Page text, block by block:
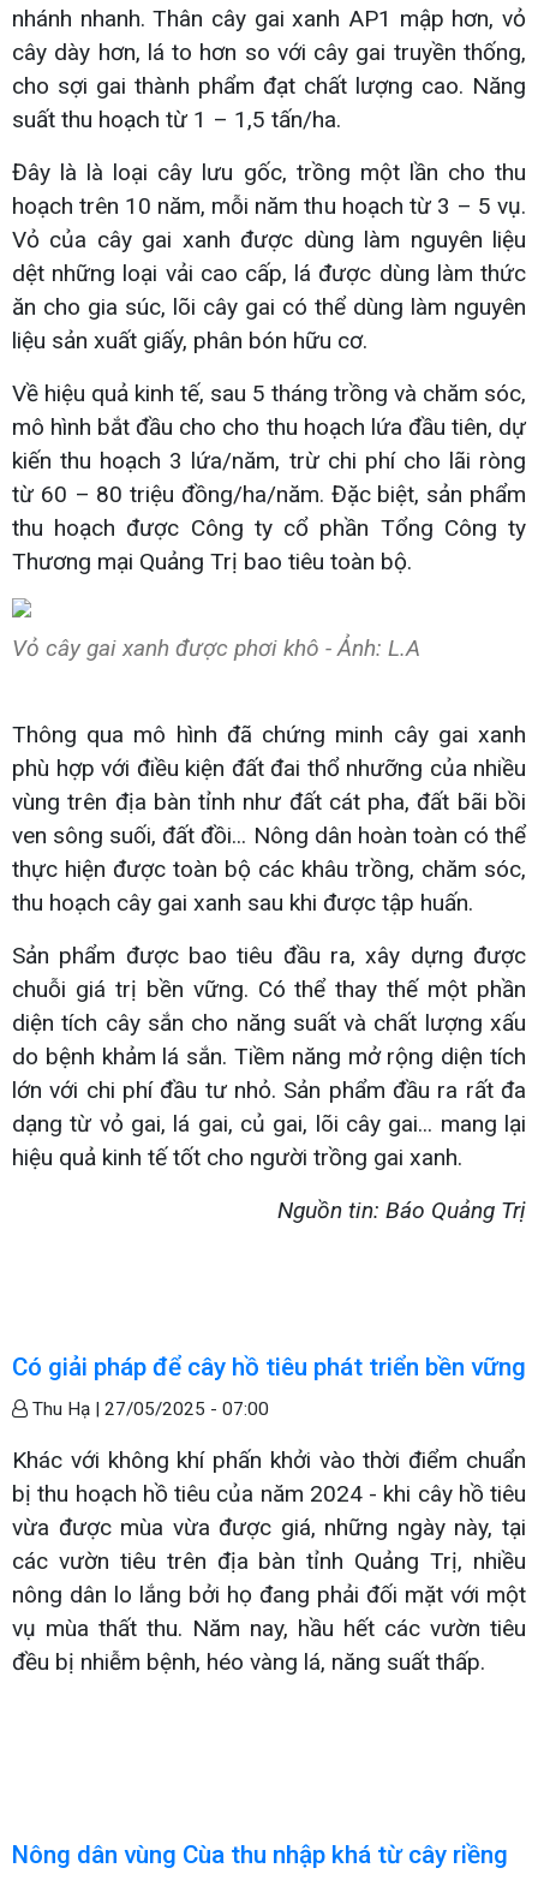
nhánh nhanh. Thân cây gai xanh AP1 mập hơn, vỏ
cây dày hơn, lá to hơn so với cây gai truyền thống,
cho sợi gai thành phẩm đạt chất lượng cao. Năng
suất thu hoạch từ 1 – 1,5 tấn/ha.
Đây là là loại cây lưu gốc, trồng một lần cho thu
hoạch trên 10 năm, mỗi năm thu hoạch từ 3 – 5 vụ.
Vỏ của cây gai xanh được dùng làm nguyên liệu
dệt những loại vải cao cấp, lá được dùng làm thức
ăn cho gia súc, lõi cây gai có thể dùng làm nguyên
liệu sản xuất giấy, phân bón hữu cơ.
Về hiệu quả kinh tế, sau 5 tháng trồng và chăm sóc,
mô hình bắt đầu cho cho thu hoạch lứa đầu tiên, dự
kiến thu hoạch 3 lứa/năm, trừ chi phí cho lãi ròng
từ 60 – 80 triệu đồng/ha/năm. Đặc biệt, sản phẩm
thu hoạch được Công ty cổ phần Tổng Công ty
Thương mại Quảng Trị bao tiêu toàn bộ.
Vỏ cây gai xanh được phơi khô - Ảnh: L.A
Thông qua mô hình đã chứng minh cây gai xanh
phù hợp với điều kiện đất đai thổ nhưỡng của nhiều
vùng trên địa bàn tỉnh như đất cát pha, đất bãi bồi
ven sông suối, đất đồi... Nông dân hoàn toàn có thể
thực hiện được toàn bộ các khâu trồng, chăm sóc,
thu hoạch cây gai xanh sau khi được tập huấn.
Sản phẩm được bao tiêu đầu ra, xây dựng được
chuỗi giá trị bền vững. Có thể thay thế một phần
diện tích cây sắn cho năng suất và chất lượng xấu
do bệnh khảm lá sắn. Tiềm năng mở rộng diện tích
lớn với chi phí đầu tư nhỏ. Sản phẩm đầu ra rất đa
dạng từ vỏ gai, lá gai, củ gai, lõi cây gai... mang lại
hiệu quả kinh tế tốt cho người trồng gai xanh.
Nguồn tin: Báo Quảng Trị
Có giải pháp để cây hồ tiêu phát triển bền vững
Thu Hạ | 27/05/2025 - 07:00
Khác với không khí phấn khởi vào thời điểm chuẩn
bị thu hoạch hồ tiêu của năm 2024 - khi cây hồ tiêu
vừa được mùa vừa được giá, những ngày này, tại
các vườn tiêu trên địa bàn tỉnh Quảng Trị, nhiều
nông dân lo lắng bởi họ đang phải đối mặt với một
vụ mùa thất thu. Năm nay, hầu hết các vườn tiêu
đều bị nhiễm bệnh, héo vàng lá, năng suất thấp.
Nông dân vùng Cùa thu nhập khá từ cây riềng